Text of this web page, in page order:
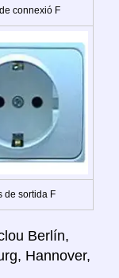
connexió F
de sortida F
Berlín,
Hannover,